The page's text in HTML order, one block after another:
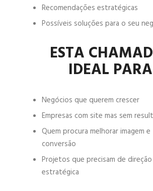
Recomendações estratégicas
Possíveis soluções para o seu
ESTA
IDEAL
Negócios que querem crescer
Empresas com site mas sem
Quem procura melhorar imagem e
conversão
Projetos que precisam de direção
estratégica